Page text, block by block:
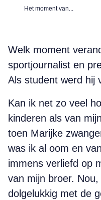
Het moment van...
Welk moment
sportjournalist en
Als student werd hij
Kan ik net zo veel
kinderen als van
toen Marijke
was ik al oom en
immens verliefd op
van mijn broer.
dolgelukkig met de